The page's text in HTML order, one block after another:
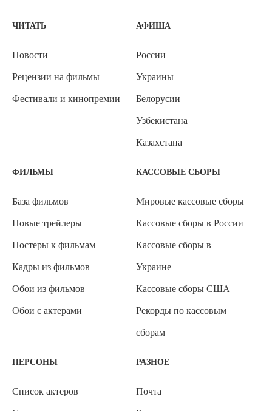
ЧИТАТЬ
Новости
Рецензии на фильмы
Фестивали и кинопремии
АФИША
России
Украины
Белорусии
Узбекистана
Казахстана
ФИЛЬМЫ
База фильмов
Новые трейлеры
Постеры к фильмам
Кадры из фильмов
Обои из фильмов
Обои с актерами
КАССОВЫЕ СБОРЫ
Мировые кассовые сборы
Кассовые сборы в России
Кассовые сборы в
Украине
Кассовые сборы США
Рекорды по кассовым
сборам
ПЕРСОНЫ
Список актеров
РАЗНОЕ
Почта